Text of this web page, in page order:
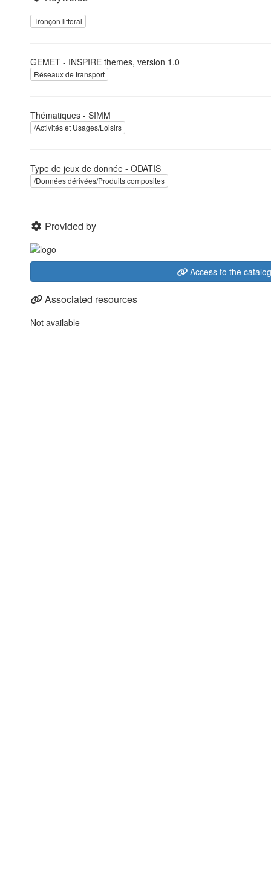
Tronçon littoral
GEMET - INSPIRE themes, version 1.0
Réseaux de transport
Thématiques - SIMM
/Activités et Usages/Loisirs
Type de jeux de donnée - ODATIS
/Données dérivées/Produits composites
Provided by
Access to the
Associated resources
Not available